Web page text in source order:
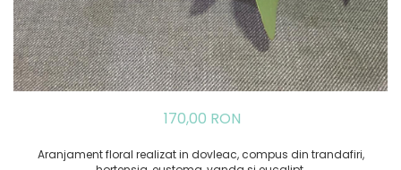
170,00 RON
Aranjament floral realizat in dovleac, compus din trandafiri,